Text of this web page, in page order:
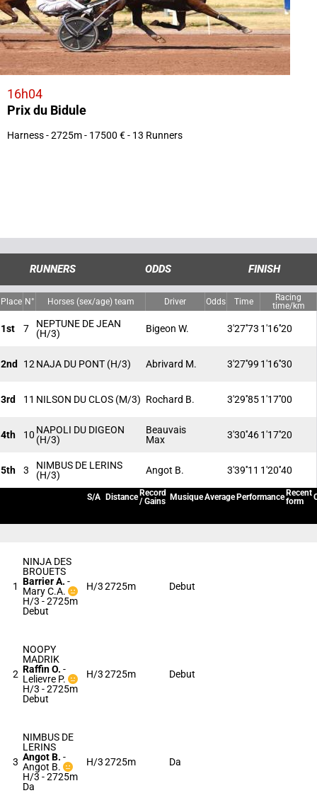
16h04
Prix du Bidule
Harness - 2725m - 17500 € - 13 Runners
RUNNERS ODDS FINISH
Place N° Horses (sex/age) team Driver Odds Time
Racing
time/km
1st 7
NEPTUNE DE JEAN
(H/3)
Bigeon W. 3'27''73 1'16''20
2nd 12 NAJA DU PONT (H/3) Abrivard M. 3'27''99 1'16''30
3rd 11 NILSON DU CLOS (M/3) Rochard B. 3'29''851'17''00
4th 10 NAPOLI DU DIGEON
(H/3)
Beauvais
Max
3'30''461'17''20
5th 3
NIMBUS DE LERINS
(H/3)
Angot B. 3'39''11 1'20''40
S/A Distance Record
/ Gains MusiqueAverage Performance Recent
form
1
NINJA DES
BROUETS
Barrier A. -
Mary C.A.
H/3 - 2725m
Debut
H/32725m Debut
2
NOOPY
MADRIK
Raffin O. -
Lelievre P.
H/3 - 2725m
Debut
H/32725m Debut
3
NIMBUS DE
LERINS
Angot B. -
Angot B.
H/3 - 2725m
Da
H/32725m Da